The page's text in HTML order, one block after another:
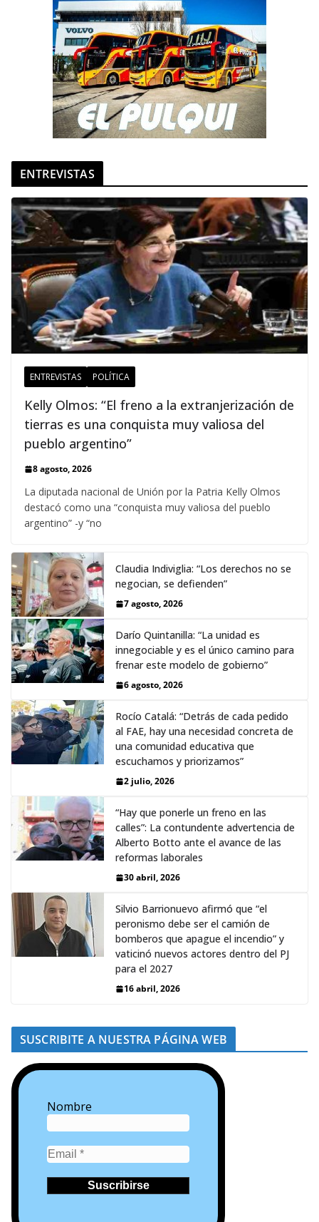
ENTREVISTAS
ENTREVISTAS POLÍTICA
Kelly Olmos: “El freno a la extranjerización de
tierras es una conquista muy valiosa del
pueblo argentino”
8 agosto, 2026
La diputada nacional de Unión por la Patria Kelly Olmos
destacó como una “conquista muy valiosa del pueblo
argentino” -y “no
Claudia Indiviglia: “Los derechos no se
negocian, se defienden”
7 agosto, 2026
Darío Quintanilla: “La unidad es
innegociable y es el único camino para
frenar este modelo de gobierno”
6 agosto, 2026
Rocío Catalá: “Detrás de cada pedido
al FAE, hay una necesidad concreta de
una comunidad educativa que
escuchamos y priorizamos”
2 julio, 2026
“Hay que ponerle un freno en las
calles”: La contundente advertencia de
Alberto Botto ante el avance de las
reformas laborales
30 abril, 2026
Silvio Barrionuevo afirmó que “el
peronismo debe ser el camión de
bomberos que apague el incendio” y
vaticinó nuevos actores dentro del PJ
para el 2027
16 abril, 2026
SUSCRIBITE A NUESTRA PÁGINA WEB
Nombre